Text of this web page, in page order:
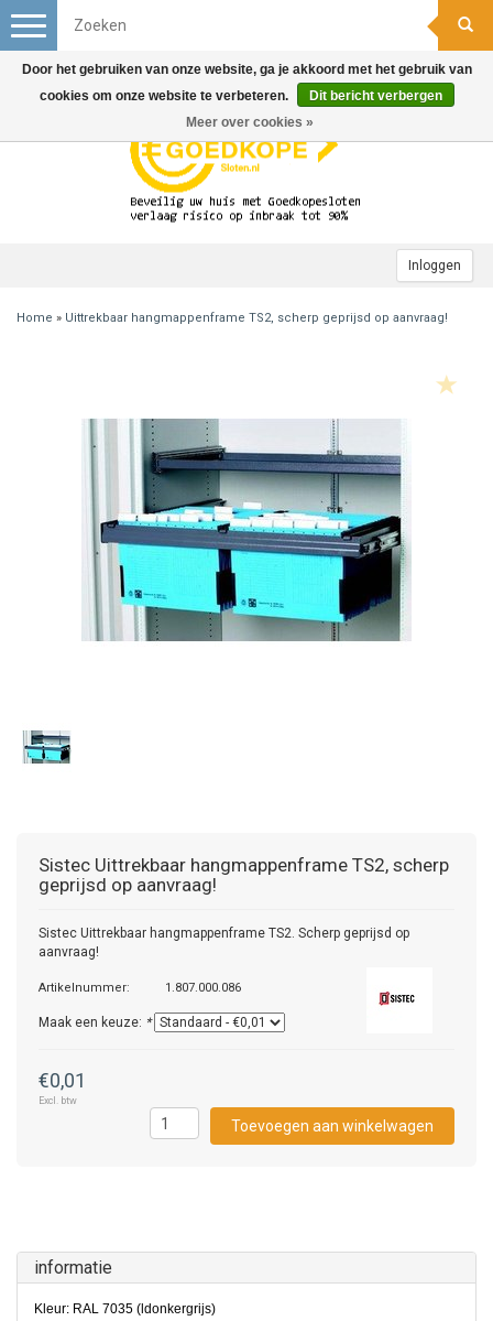
Inloggen
Toggle
navigation
Home » Uittrekbaar hangmappenframe TS2, scherp geprijsd op aanvraag!
Sistec Uittrekbaar hangmappenframe TS2, scherp
geprijsd op aanvraag!
Sistec Uittrekbaar hangmappenframe TS2. Scherp geprijsd op
aanvraag!
Artikelnummer: 1.807.000.086
Maak een keuze: *
€0,01
Excl. btw
Toevoegen aan winkelwagen
informatie
Kleur: RAL 7035 (ldonkergrijs)
Door het gebruiken van onze website, ga je akkoord met het gebruik van
cookies om onze website te verbeteren.
Dit bericht verbergen
Meer over cookies »